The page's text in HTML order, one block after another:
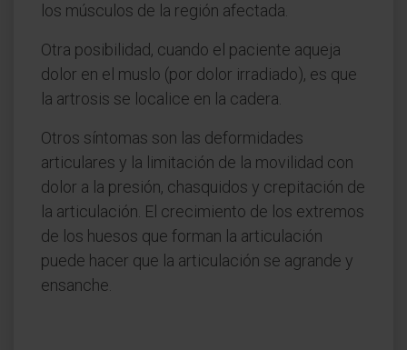
los músculos de la región afectada.
Otra posibilidad, cuando el paciente aqueja
dolor en el muslo (por dolor irradiado), es que
la artrosis se localice en la cadera.
Otros síntomas son las deformidades
articulares y la limitación de la movilidad con
dolor a la presión, chasquidos y crepitación de
la articulación. El crecimiento de los extremos
de los huesos que forman la articulación
puede hacer que la articulación se agrande y
ensanche.